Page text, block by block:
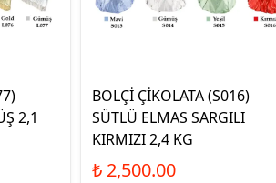
2,1
BOLÇİ ÇİKOLATA (S016)
SÜTLÜ ELMAS SARGILI
KIRMIZI 2,4 KG
₺ 2,500.00